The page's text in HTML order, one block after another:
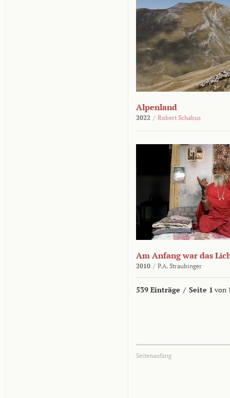
Alpenland
2022 / Robert Schabus
Am Anfang war das
2010 / P.A. Straubinger
539 Einträge / Seite 1 von
Seitenanfang